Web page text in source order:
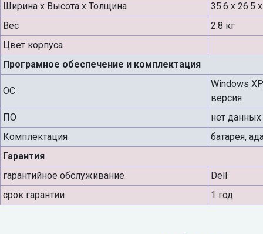
Ширина х Высота х Толщина
35.6 x 26.5
Вес
2.8 кг
Цвет корпуса
Програмное обеспечение и комплектация
ОС
Windows
версия
ПО
нет данных
Комплектация
батарея,
Гарантия
гарантийное обслуживание
Dell
срок гарантии
1 год